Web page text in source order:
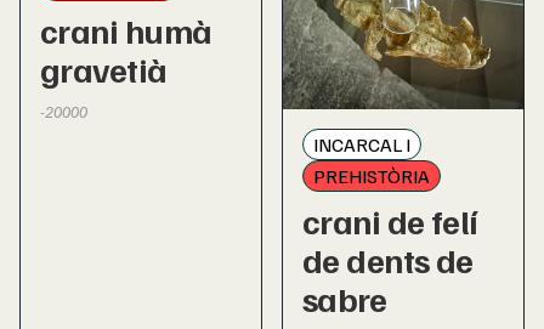
crani humà
gravetià
-20000
INCARCAL I
PREHISTÒRIA
crani de felí
de dents de
sabre